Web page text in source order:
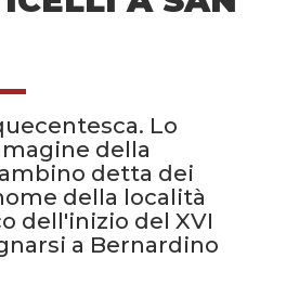
Lo
della
detta dei
della località
dell'inizio del XVI
a Bernardino